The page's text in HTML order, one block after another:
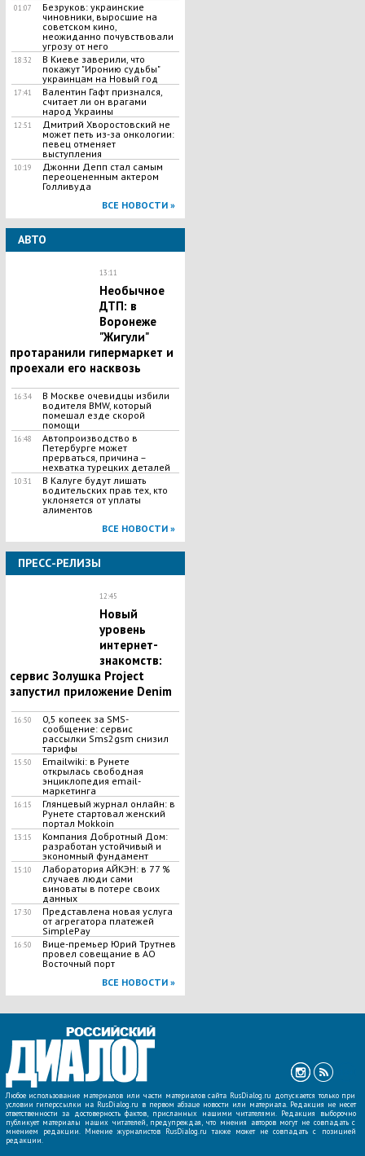
01:07
Безруков: украинские
чиновники, выросшие на
советском кино,
неожиданно почувствовали
угрозу от него
18:32
В Киеве заверили, что
покажут "Иронию судьбы"
украинцам на Новый год
17:41
Валентин Гафт признался,
считает ли он врагами
народ Украины
12:51
Дмитрий Хворостовский не
может петь из-за онкологии:
певец отменяет
выступления
10:19
Джонни Депп стал самым
переоцененным актером
Голливуда
ВСЕ НОВОСТИ »
АВТО
13:11
Необычное
ДТП: в
Воронеже
"Жигули"
протаранили гипермаркет и
проехали его насквозь
16:34
В Москве очевидцы избили
водителя BMW, который
помешал езде скорой
помощи
16:48
Автопроизводство в
Петербурге может
прерваться, причина –
нехватка турецких деталей
10:31
В Калуге будут лишать
водительских прав тех, кто
уклоняется от уплаты
алиментов
ВСЕ НОВОСТИ »
ПРЕСС-РЕЛИЗЫ
12:45
Новый
уровень
интернет-
знакомств:
сервис Золушка Project
запустил приложение Denim
16:50
0,5 копеек за SMS-
сообщение: сервис
рассылки Sms2gsm снизил
тарифы
15:50
Emailwiki: в Рунете
открылась свободная
энциклопедия email-
маркетинга
16:15
Глянцевый журнал онлайн: в
Рунете стартовал женский
портал Mokkoin
13:15
Компания Добротный Дом:
разработан устойчивый и
экономный фундамент
15:10
Лаборатория АЙКЭН: в 77 %
случаев люди сами
виноваты в потере своих
данных
17:30
Представлена новая услуга
от агрегатора платежей
SimplePay
16:50
Вице-премьер Юрий Трутнев
провел совещание в АО
Восточный порт
ВСЕ НОВОСТИ »
Любое использование материалов или части материалов сайта RusDialog.ru допускается только при
условии гиперссылки на RusDialog.ru в первом абзаце новости или материала. Редакция не несет
ответственности за достоверность фактов, присланных нашими читателями. Редакция выборочно
публикует материалы наших читателей, предупреждая, что мнения авторов могут не совпадать с
мнением редакции. Мнение журналистов RusDialog.ru также может не совпадать с позицией
редакции.